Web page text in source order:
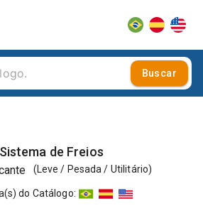
Buscar
de Freios
(Leve / Pesada / Utilitário)
do Catálogo: